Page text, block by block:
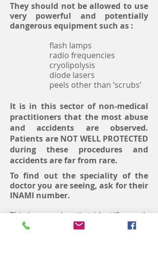
They should not be allowed to use
very powerful and potentially
dangerous equipment such as :
flash lamps
radio frequencies
cryolipolysis
diode lasers
peels other than ‘scrubs’ ​
It is in this sector of non-medical
practitioners that the most abuse
and accidents are observed.
Patients are NOT WELL PROTECTED
during these procedures and
accidents are far from rare.
To find out the speciality of the
doctor you are seeing, ask for their
INAMI number.
This is a number that identifies each
doctor in Belgium, with the last three